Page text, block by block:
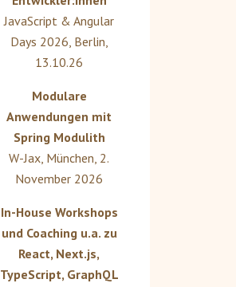
JavaScript & Angular
Days 2026 Berlin
13.10.26
Modulare
Anwendungen mit
Spring Modulith
W-Jax München 2.
November 2026
In-House Workshops
und Coaching u.a. zu
React, Next.js,
TypeScript, GraphQL